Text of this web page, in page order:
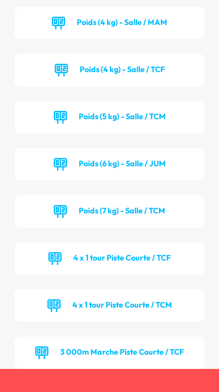
Poids (4 kg) - Salle / MAM
Poids (4 kg) - Salle / TCF
Poids (5 kg) - Salle / TCM
Poids (6 kg) - Salle / JUM
Poids (7 kg) - Salle / TCM
4 x 1 tour Piste Courte / TCF
4 x 1 tour Piste Courte / TCM
3 000m Marche Piste Courte / TCF